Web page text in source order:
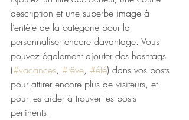
description et une superbe image à
l’entête de la catégorie pour la
personnaliser encore davantage. Vous
pouvez également ajouter des hashtags
(#vacances, #rêve, #été) dans vos posts
pour attirer encore plus de visiteurs, et
pour les aider à trouver les posts
pertinents.